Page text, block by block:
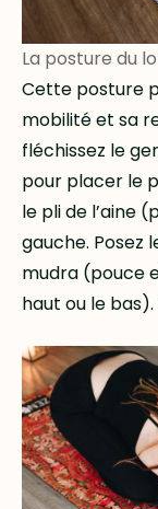
La posture du
Cette posture
mobilité et sa
fléchissez le
pour placer le
le pli de l’aine
gauche. Posez
mudra (pouce
haut ou le